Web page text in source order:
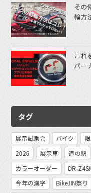
その
輪方
これ
パー
タグ
展示試乗会 バイク
2026
展示車 道の駅
カラーオーダー
DR-
今年の漢字
BikeJIN祭り